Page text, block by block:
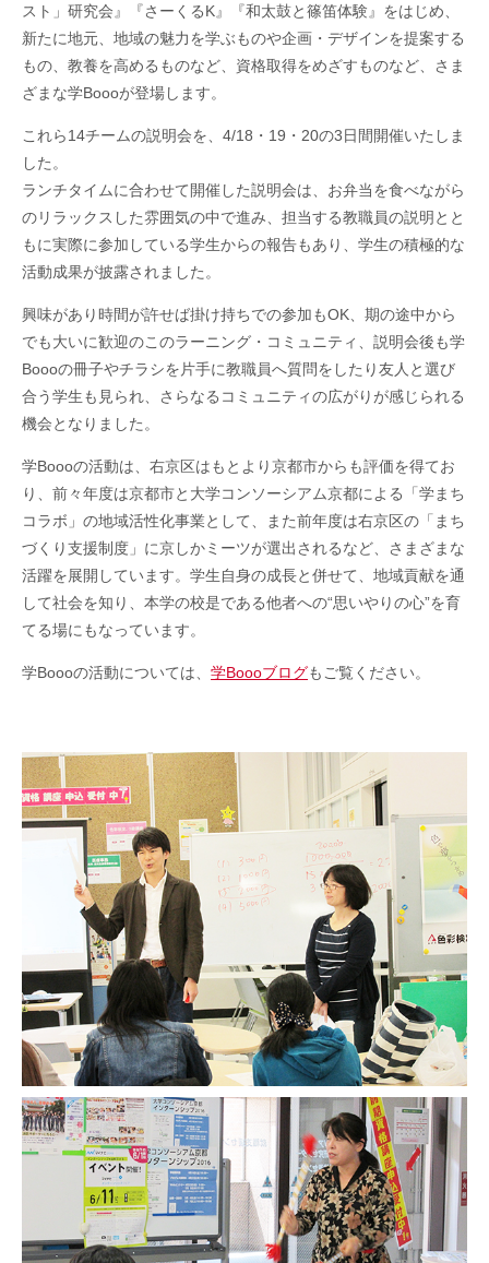
スト」研究会』『さーくるK』『和太鼓と篠笛体験』をはじめ、
新たに地元、地域の魅力を学ぶものや企画・デザインを提案する
もの、教養を高めるものなど、資格取得をめざすものなど、さま
ざまな学Boooが登場します。
これら14チームの説明会を、4/18・19・20の3日間開催いたしま
した。
ランチタイムに合わせて開催した説明会は、お弁当を食べながら
のリラックスした雰囲気の中で進み、担当する教職員の説明とと
もに実際に参加している学生からの報告もあり、学生の積極的な
活動成果が披露されました。
興味があり時間が許せば掛け持ちでの参加もOK、期の途中から
でも大いに歓迎のこのラーニング・コミュニティ、説明会後も学
Boooの冊子やチラシを片手に教職員へ質問をしたり友人と選び
合う学生も見られ、さらなるコミュニティの広がりが感じられる
機会となりました。
学Boooの活動は、右京区はもとより京都市からも評価を得てお
り、前々年度は京都市と大学コンソーシアム京都による「学まち
コラボ」の地域活性化事業として、また前年度は右京区の「まち
づくり支援制度」に京しかミーツが選出されるなど、さまざまな
活躍を展開しています。学生自身の成長と併せて、地域貢献を通
して社会を知り、本学の校是である他者への“思いやりの心”を育
てる場にもなっています。
学Boooの活動については、 学Boooブログもご覧ください。